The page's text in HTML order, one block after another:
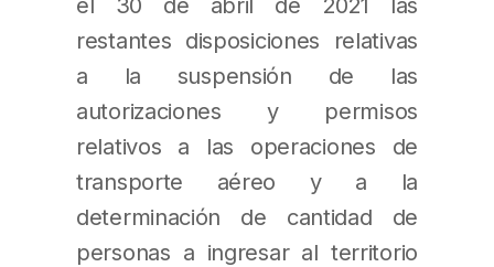
restantes disposiciones relativas
a la suspensión de las
autorizaciones y permisos
relativos a las operaciones de
transporte aéreo y a la
determinación de cantidad de
personas a ingresar al territorio